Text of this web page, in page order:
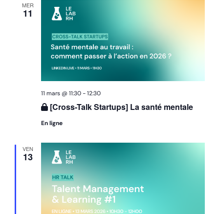
MER
11
[Cross-Talk Startups] La santé mentale
11 mars @ 11:30-12:30
En ligne
VEN
13